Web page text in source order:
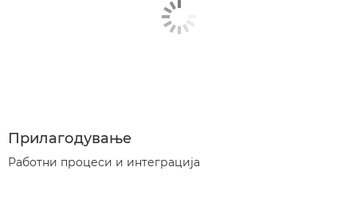
Прилагодување
Работни процеси и интеграција